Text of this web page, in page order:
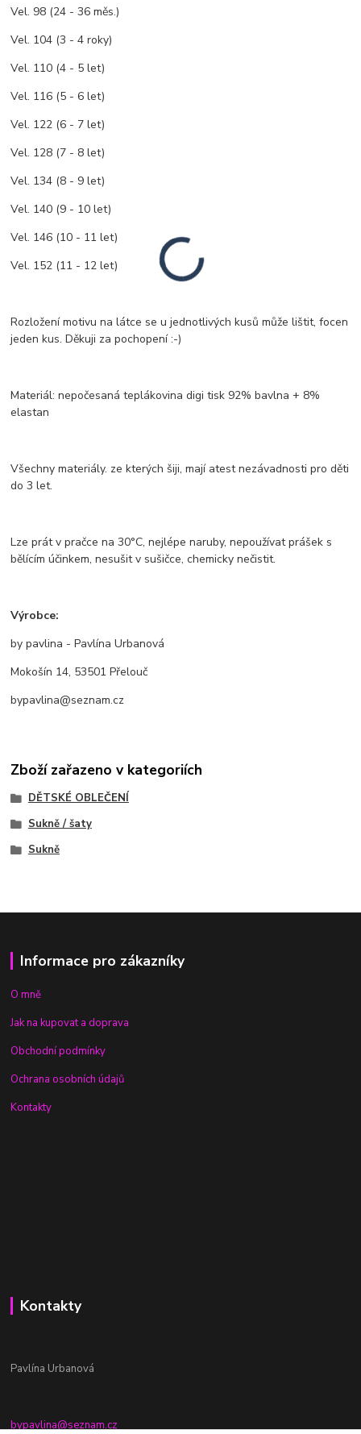
Vel. 98 (24 - 36 měs.)
Vel. 104 (3 - 4 roky)
Vel. 110 (4 - 5 let)
Vel. 116 (5 - 6 let)
Vel. 122 (6 - 7 let)
Vel. 128 (7 - 8 let)
Vel. 134 (8 - 9 let)
Vel. 140 (9 - 10 let)
Vel. 146 (10 - 11 let)
Vel. 152 (11 - 12 let)
Rozložení motivu na látce se u jednotlivých kusů může lištit, focen
jeden kus. Děkuji za pochopení :-)
Materiál: nepočesaná teplákovina digi tisk 92% bavlna + 8%
elastan
Všechny materiály. ze kterých šiji, mají atest nezávadnosti pro děti
do 3 let.
Lze prát v pračce na 30°C, nejlépe naruby, nepoužívat prášek s
bělícím účinkem, nesušit v sušičce, chemicky nečistit.
Výrobce:
by pavlina - Pavlína Urbanová
Mokošín 14, 53501 Přelouč
bypavlina@seznam.cz
Zboží zařazeno v kategoriích
DĚTSKÉ OBLEČENÍ
Sukně / šaty
Sukně
Informace pro zákazníky
O mně
Jak na kupovat a doprava
Obchodní podmínky
Ochrana osobních údajů
Kontakty
Kontakty
Pavlína Urbanová
bypavlina@seznam.cz